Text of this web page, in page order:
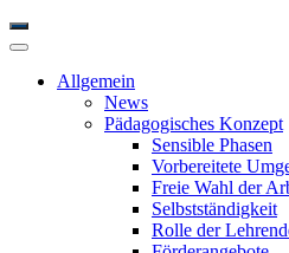
Allgemein
News
Pädagogisches Konzept
Sensible Phasen
Vorbereitete
Freie Wahl der
Selbstständigkeit
Rolle der